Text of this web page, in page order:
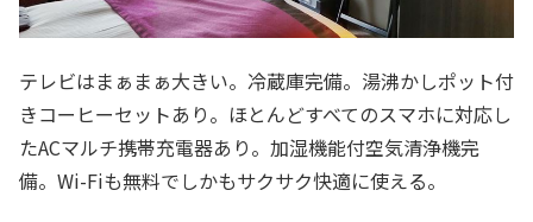
テレビはまぁまぁ大きい。冷蔵庫完備。湯沸かしポット付
きコーヒーセットあり。ほとんどすべてのスマホに対応し
たACマルチ携帯充電器あり。加湿機能付空気清浄機完
備。Wi-Fiも無料でしかもサクサク快適に使える。